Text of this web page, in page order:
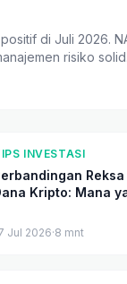
di Juli 2026.
risiko
INVESTASI
Kripto: Mana
Jul 2026·8 mnt